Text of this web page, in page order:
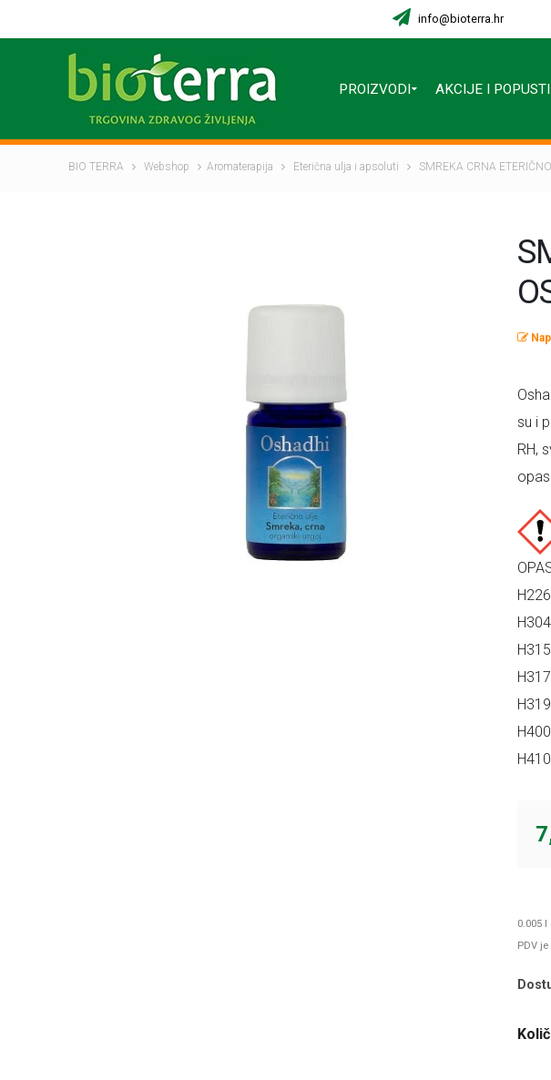
info@bioterra.hr
PROIZVODI AKCIJE I
BIO TERRA Webshop Aromaterapija Eterična ulja i apsoluti SMREKA CRNA
su i
RH,
0.005 l
PDV